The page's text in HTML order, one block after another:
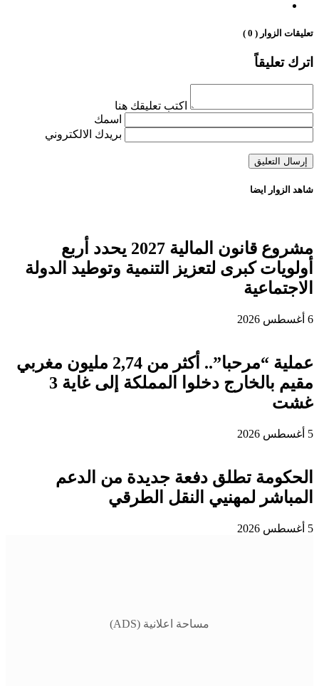
تعليقات الزوار ( 0 )
اترك تعليقاً
اكتب تعليقك هنا
اسمك
بريدك الالكتروني
شاهد الزوار ايضا
مشروع قانون المالية 2027 يحدد أربع
أولويات كبرى لتعزيز التنمية وتوطيد الدولة
الاجتماعية
6 أغسطس 2026
عملية “مرحبا”.. أكثر من 2,74 مليون مغربي
مقيم بالخارج دخلوا المملكة إلى غاية 3
غشت
5 أغسطس 2026
الحكومة تطلق دفعة جديدة من الدعم
المباشر لمهنيي النقل الطرقي
5 أغسطس 2026
مساحة اعلانية (ADS)